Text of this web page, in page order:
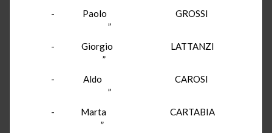
- Paolo GROSSI
”
- Giorgio LATTANZI
”
- Aldo CAROSI
”
- Marta CARTABIA
”